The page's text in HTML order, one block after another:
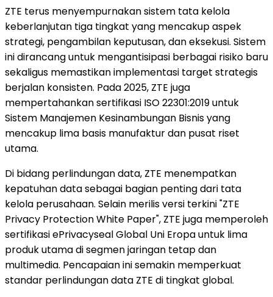
ZTE terus menyempurnakan sistem tata kelola
keberlanjutan tiga tingkat yang mencakup aspek
strategi, pengambilan keputusan, dan eksekusi. Sistem
ini dirancang untuk mengantisipasi berbagai risiko baru
sekaligus memastikan implementasi target strategis
berjalan konsisten. Pada 2025, ZTE juga
mempertahankan sertifikasi ISO 22301:2019 untuk
Sistem Manajemen Kesinambungan Bisnis yang
mencakup lima basis manufaktur dan pusat riset
utama.
Di bidang perlindungan data, ZTE menempatkan
kepatuhan data sebagai bagian penting dari tata
kelola perusahaan. Selain merilis versi terkini "ZTE
Privacy Protection White Paper", ZTE juga memperoleh
sertifikasi ePrivacyseal Global Uni Eropa untuk lima
produk utama di segmen jaringan tetap dan
multimedia. Pencapaian ini semakin memperkuat
standar perlindungan data ZTE di tingkat global.